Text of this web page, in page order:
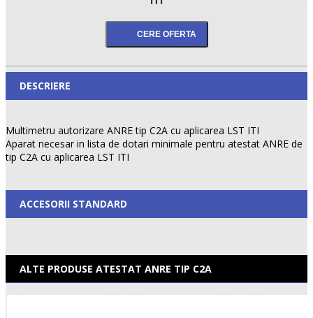
DESCRIERE
Multimetru autorizare ANRE tip C2A cu aplicarea LST ITI
Aparat necesar in lista de dotari minimale pentru atestat ANRE de
tip C2A cu aplicarea LST ITI
ACCESORII STANDARD
ALTE PRODUSE ATESTAT ANRE TIP C2A